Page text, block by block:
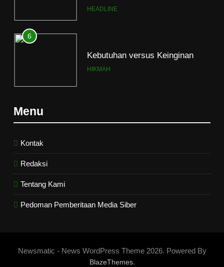
HEADLINE
6
Kebutuhan versus Keinginan
HIKMAH
8
HIKMAH
Naluri Takabur; Perasaan
Terancam dan Tipuan Diri
Menu
Kontak
Redaksi
Tentang Kami
Pedoman Pemberitaan Media Siber
Newsmatic - News WordPress Theme 2026. Powered By
BlazeThemes.